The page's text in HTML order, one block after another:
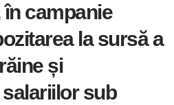
campanie
la sursă a
și
sub